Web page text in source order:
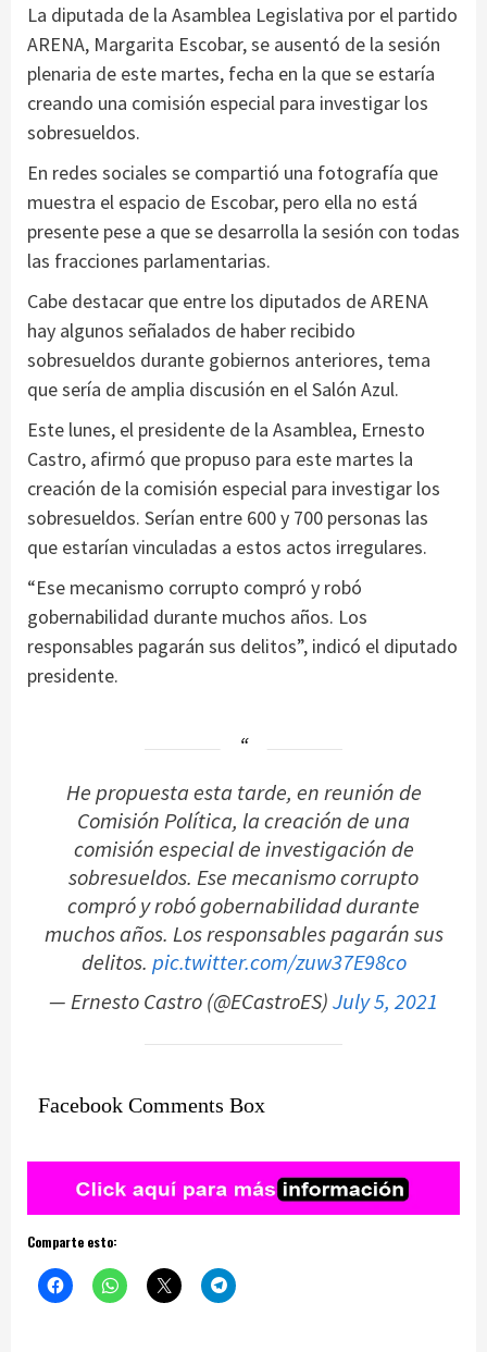
La diputada de la Asamblea Legislativa por el partido
ARENA, Margarita Escobar, se ausentó de la sesión
plenaria de este martes, fecha en la que se estaría
creando una comisión especial para investigar los
sobresueldos.
En redes sociales se compartió una fotografía que
muestra el espacio de Escobar, pero ella no está
presente pese a que se desarrolla la sesión con todas
las fracciones parlamentarias.
Cabe destacar que entre los diputados de ARENA
hay algunos señalados de haber recibido
sobresueldos durante gobiernos anteriores, tema
que sería de amplia discusión en el Salón Azul.
Este lunes, el presidente de la Asamblea, Ernesto
Castro, afirmó que propuso para este martes la
creación de la comisión especial para investigar los
sobresueldos. Serían entre 600 y 700 personas las
que estarían vinculadas a estos actos irregulares.
“Ese mecanismo corrupto compró y robó
gobernabilidad durante muchos años. Los
responsables pagarán sus delitos”, indicó el diputado
presidente.
He propuesta esta tarde, en reunión de
Comisión Política, la creación de una
comisión especial de investigación de
sobresueldos. Ese mecanismo corrupto
compró y robó gobernabilidad durante
muchos años. Los responsables pagarán sus
delitos. pic.twitter.com/zuw37E98co
— Ernesto Castro (@ECastroES)July 5, 2021
Facebook Comments Box
Comparte esto: